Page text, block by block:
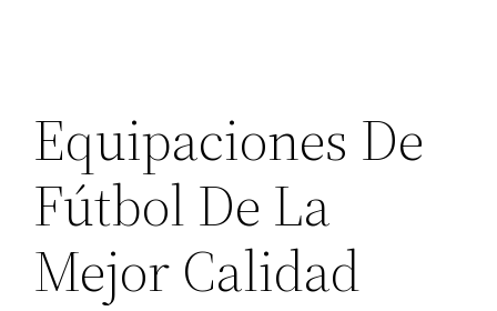
Equipaciones De
Fútbol De La
Mejor Calidad